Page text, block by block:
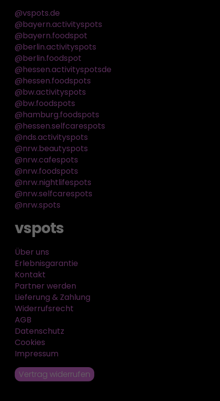
@vspots.de
@bayern.activityspots
@bayern.foodspot
@berlin.activityspots
@berlin.foodspot
@hessen.activityspotsde
@hessen.foodspots
@bw.activityspots
@bw.foodspots
@hamburg.foodspots
@hessen.selfcarespots
@nds.activityspots
@nrw.beautyspots
@nrw.cafespots
@nrw.foodspots
@nrw.nightlifespots
@nrw.selfcarespots
@nrw.spots
vspots
Über uns
Erlebnisgarantie
Kontakt
Partner werden
Lieferung & Zahlung
Widerrufsrecht
AGB
Datenschutz
Cookies
Impressum
Vertrag widerrufen